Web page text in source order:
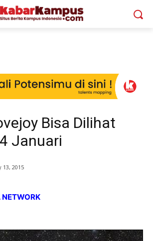
Bisa Dilihat
Januari
13, 2015